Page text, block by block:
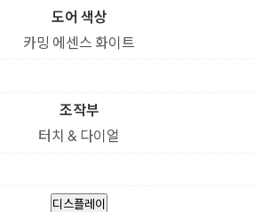
도어 색상
카밍 에센스 화이트
조작부
터치 & 다이얼
디스플레이